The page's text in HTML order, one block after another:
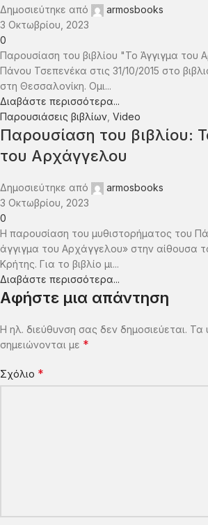
Δημοσιεύτηκε από
armosbooks
3 Οκτωβρίου, 2023
0
Παρουσίαση του βιβλίου "Το Άγγιγμα του
Πάνου Τσεπενέκα στις 31/10/2015 στο
στη Θεσσαλονίκη. Ομι...
Διαβάστε περισσότερα...
Παρουσιάσεις βιβλίων Video
Παρουσίαση του βιβλίου:
του Αρχάγγελου
Δημοσιεύτηκε από
armosbooks
3 Οκτωβρίου, 2023
0
Η παρουσίαση του μυθιστορήματος του
άγγιγμα του Αρχάγγελου» στην αίθουσα
Κρήτης. Για το βιβλίο μι...
Διαβάστε περισσότερα...
Αφήστε μια απάντηση
Η ηλ. διεύθυνση σας δεν δημοσιεύεται. Τα
σημειώνονται με *
Σχόλιο *